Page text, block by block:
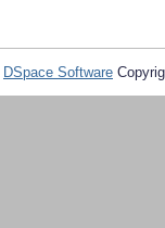
DSpace Software